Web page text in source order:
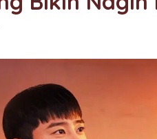
Love
Bikin
Sehat